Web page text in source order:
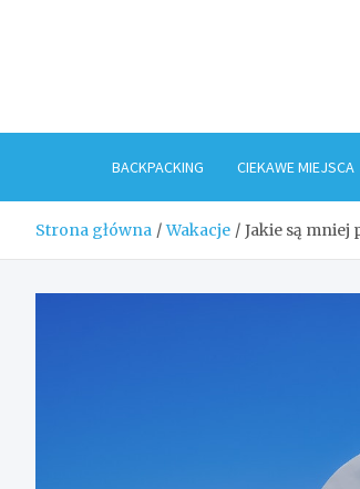
BACKPACKING CIEKAWE MIEJSCA
Strona główna Wakacje Jakie są mniej